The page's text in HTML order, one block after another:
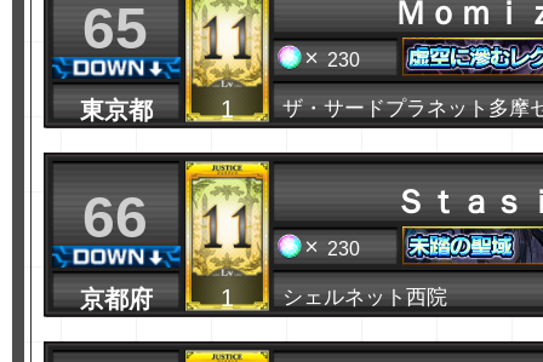
65
東京都 1
Ｍｏｍｉ
230
ザ・サードプラネット多摩
66
京都府 1
Ｓｔａｓ
230
シェルネット西院